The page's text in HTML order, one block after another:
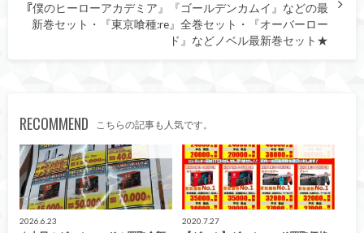
『僕のヒーローアカデミア』『ゴールデンカムイ』などの最
新巻セット・『東京喰種:re』全巻セット・『オーバーロー
ド』などノベル最新巻セット★
RECOMMEND こちらの記事も人気です。
2026.6.23
買取告知
2020.7.27